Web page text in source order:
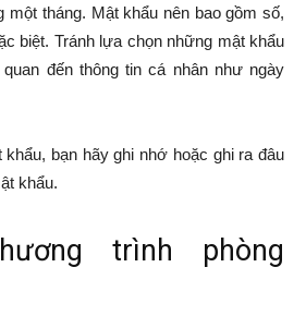
một tháng. Mật khẩu nên bao gồm số,
biệt. Tránh lựa chọn những mật khẩu
đến thông tin cá nhân như ngày
bạn hãy ghi nhớ hoặc ghi ra đâu
khẩu.
trình phòng